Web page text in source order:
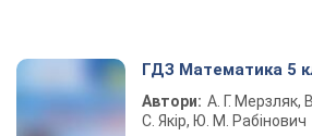
ГДЗ Математика 5
Автори: А. Г. Мерзляк,
С. Якір, Ю. М. Рабінович